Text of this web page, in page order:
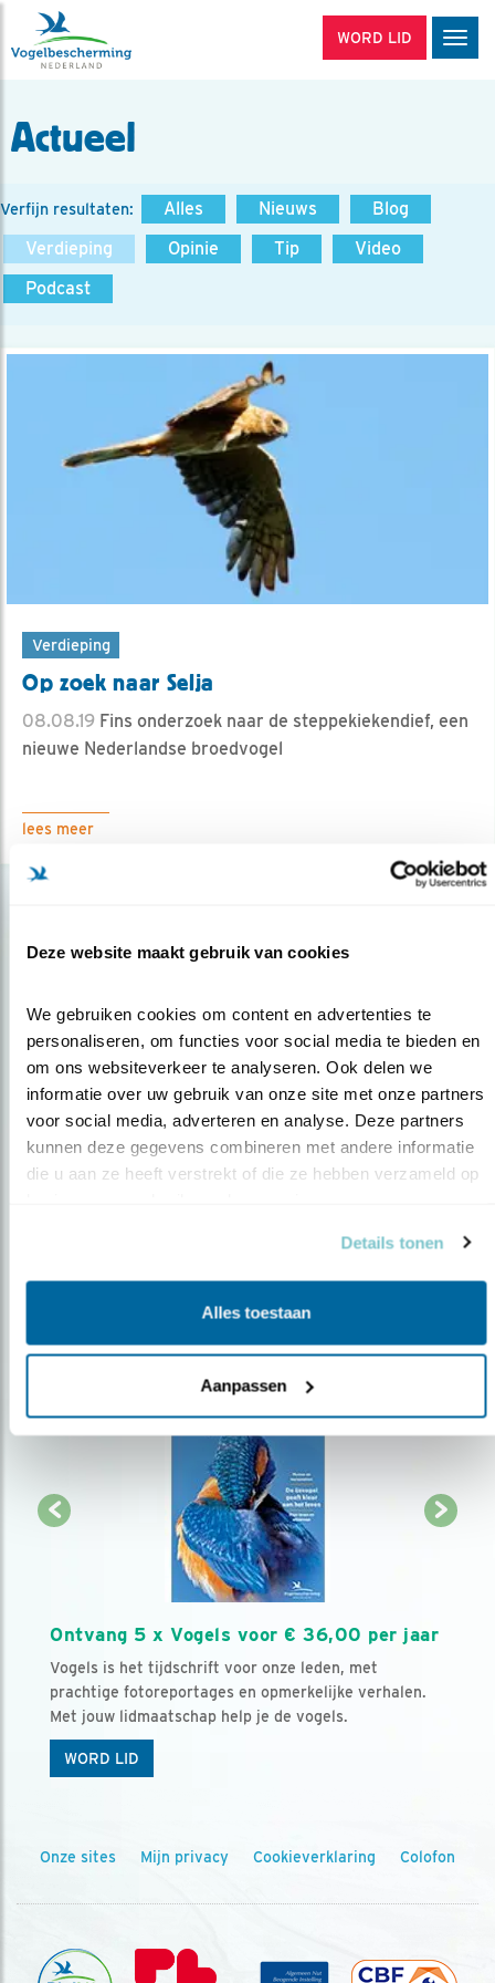
Deze website maakt gebruik van cookies
We gebruiken cookies om content en advertenties te
personaliseren, om functies voor social media te bieden en
om ons websiteverkeer te analyseren. Ook delen we
informatie over uw gebruik van onze site met onze partners
voor social media, adverteren en analyse. Deze partners
kunnen deze gegevens combineren met andere informatie
die u aan ze heeft verstrekt of die ze hebben verzameld op
Details tonen
Alles toestaan
Aanpassen
WORD LID
Actueel
Verfijn resultaten: Alles Nieuws
Blog
Verdieping
Opinie Tip
Video
Podcast
Verdieping
Op zoek naar Selja
08.08.19 Fins onderzoek naar de steppekiekendief, een
nieuwe Nederlandse broedvogel
lees meer
Op de hoogte blijven?
Meld je aan en ontvang nieuws, inspiratie, acties en tips
over vogels en activiteiten van Vogelbescherming.
AANMELDEN VOGELNIEUWS
Ontvang 5 x Vogels voor € 36,00 per jaar
Vogels is het tijdschrift voor onze leden, met
prachtige fotoreportages en opmerkelijke verhalen.
Met jouw lidmaatschap help je de vogels.
WORD LID
Onze sites Mijn privacy Cookieverklaring Colofon